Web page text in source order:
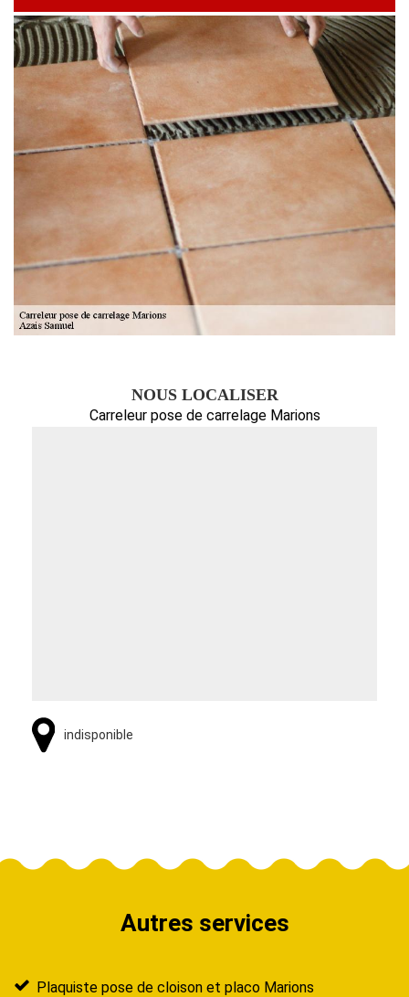
NOUS LOCALISER
Carreleur pose de carrelage Marions
indisponible
Autres services
Plaquiste pose de cloison et placo Marions